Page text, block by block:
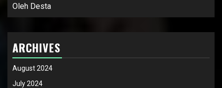
Oleh Desta
ARCHIVES
August 2024
July 2024